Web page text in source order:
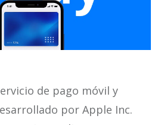
de pago móvil y
por Apple Inc.